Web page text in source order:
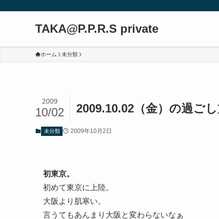
TAKA@P.P.R.S private
ホーム 未分類
2009.10.02（金）の過ご
2009
10/02
未分類 2009年10月2日
初東京。
初めて東京に上陸。
大阪より肌寒い。
言うてもあんまり大阪と変わらないなぁ